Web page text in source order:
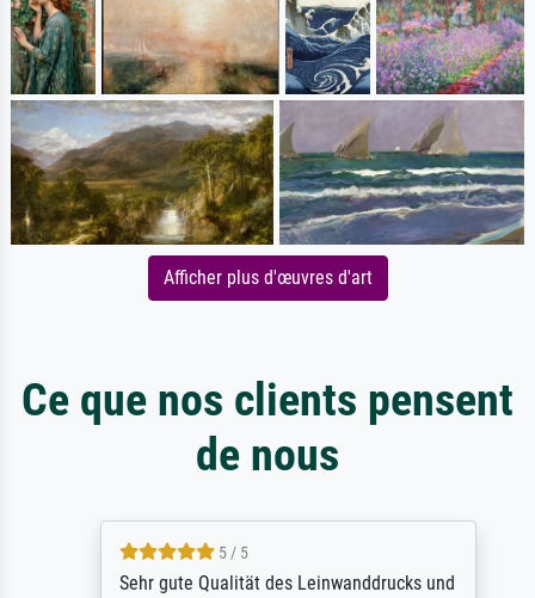
Afficher plus d'œuvres d'art
Ce que nos clients pensent
de nous
5 / 5
Sehr gute Qualität des Leinwanddrucks und